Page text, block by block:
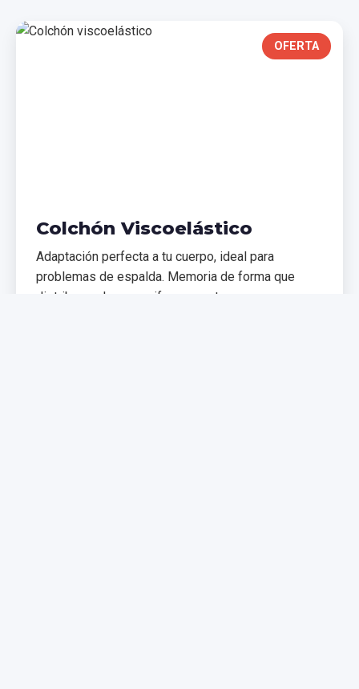
OFERTA
Colchón Viscoelástico
Adaptación perfecta a tu cuerpo, ideal para
problemas de espalda. Memoria de forma que
distribuye el peso uniformemente.